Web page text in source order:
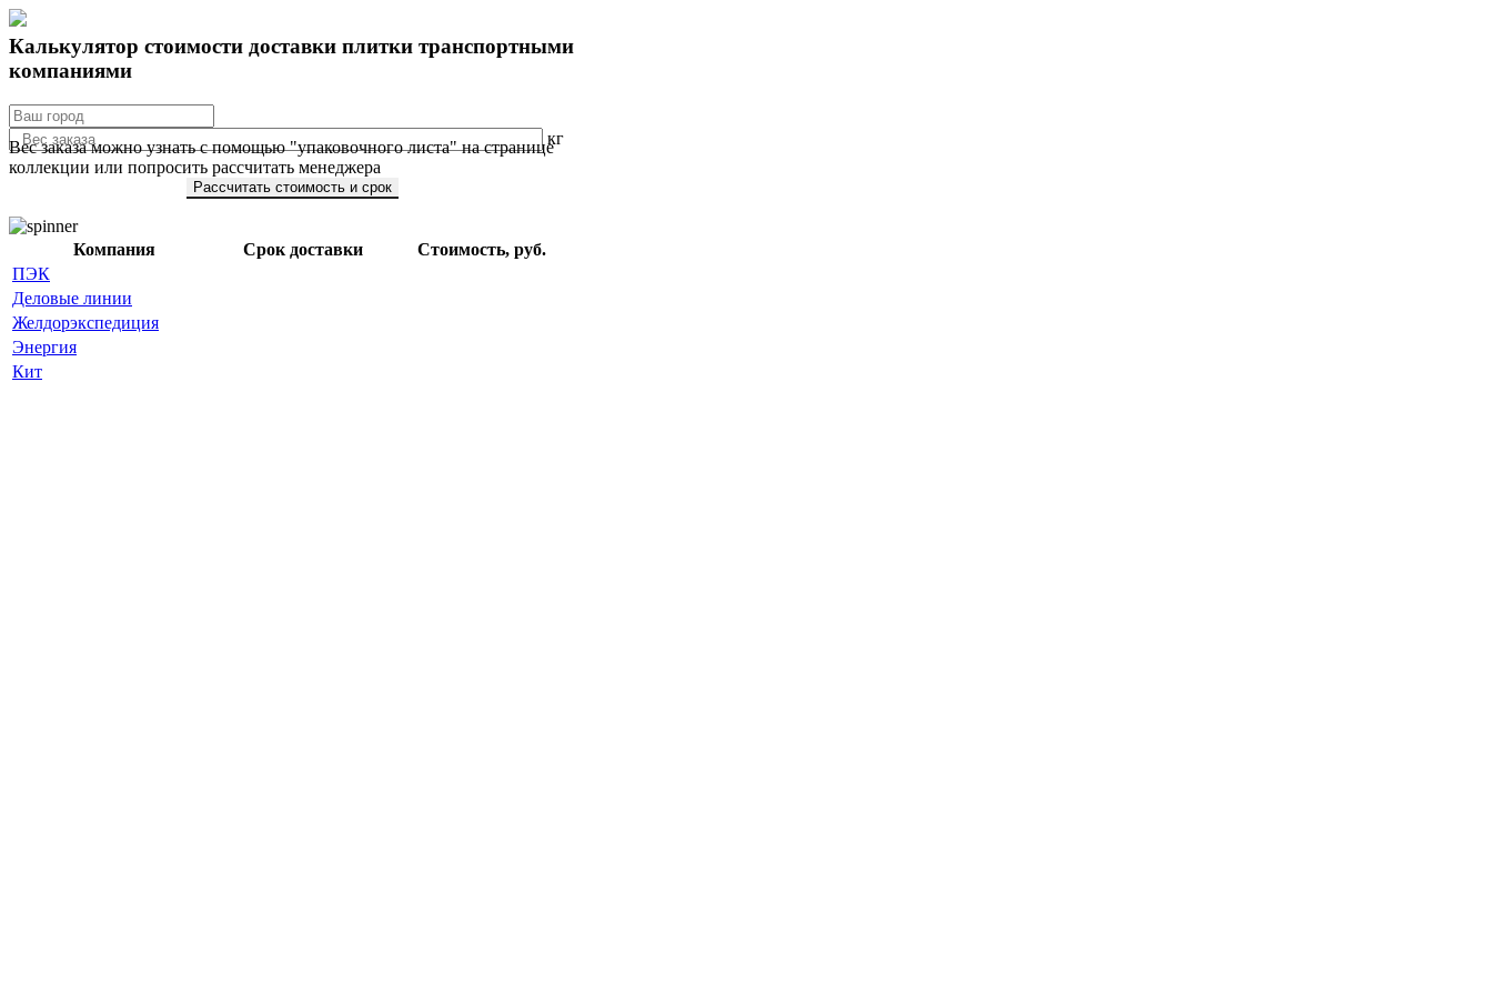
Калькулятор стоимости доставки плитки транспортными
компаниями
кг
Вес заказа можно узнать с помощью "упаковочного листа" на странице
коллекции или попросить рассчитать менеджера
Рассчитать стоимость и срок
Компания Срок доставки
Стоимость, руб.
ПЭК
Деловые линии
Желдорэкспедиция
Энергия
Кит